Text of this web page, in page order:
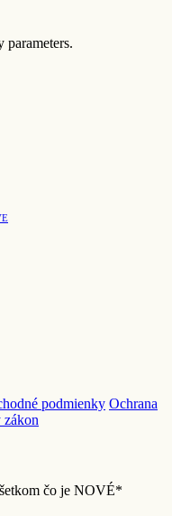
podmienky Ochrana
čo je NOVÉ*